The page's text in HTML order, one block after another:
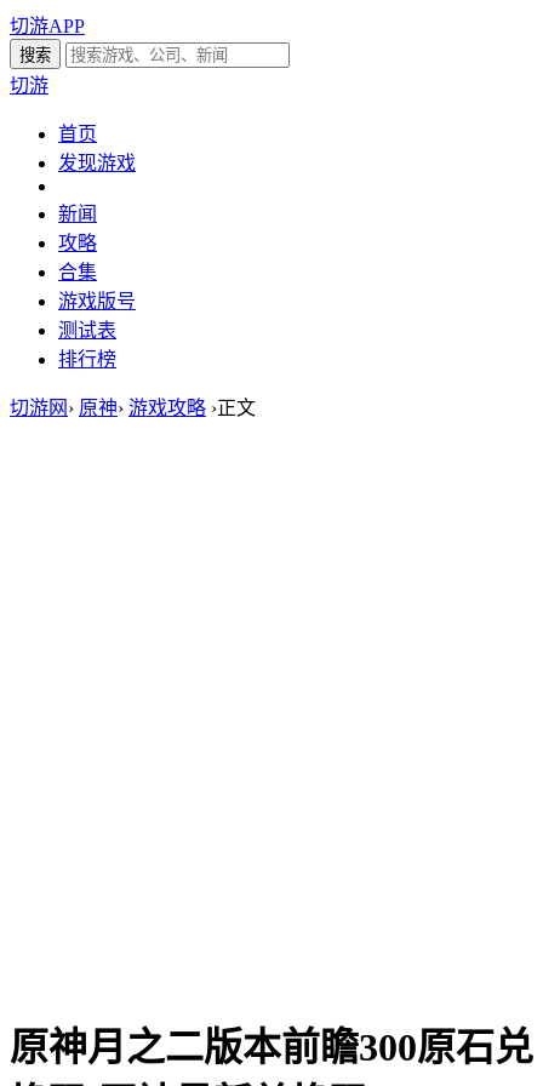
切游APP
切游
首页
发现游戏
新闻
攻略
合集
游戏版号
测试表
排行榜
切游网 › 原神› 游戏攻略 ›正文
原神月之二版本前瞻300原石兑